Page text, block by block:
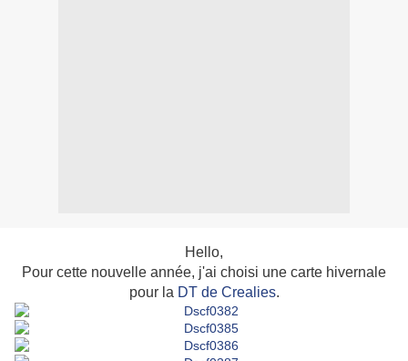
Hello,
Pour cette nouvelle année, j'ai choisi une carte hivernale
pour la DT de Crealies.